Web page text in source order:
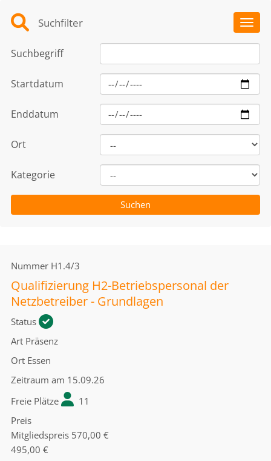
Suchfilter
Suchbegriff
Startdatum
Enddatum
Ort
Kategorie
Nummer H1.4/3
Qualifizierung H2-Betriebspersonal der
Netzbetreiber - Grundlagen
Status
Art Präsenz
Ort Essen
Zeitraum am 15.09.26
Freie Plätze
11
Preis
Mitgliedspreis 570,00 €
495,00 €